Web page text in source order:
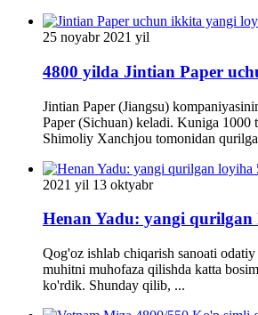
25 noyabr 2021 yil
4800 yilda Jintian Paper
Jintian Paper (Jiangsu)
Paper (Sichuan) keladi. Kuniga
Shimoliy Xanchjou tomonidan
2021 yil 13 oktyabr
Henan Yadu: yangi qurilgan
Qog'oz ishlab chiqarish sanoati
muhitni muhofaza qilishda katta
ko'rdik. Shunday qilib, ...